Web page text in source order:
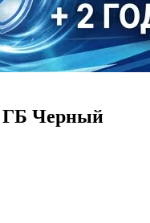
ГБ Черный